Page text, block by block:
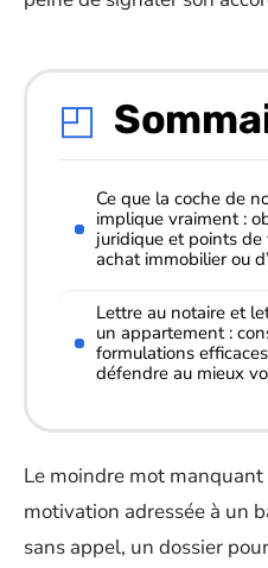
Ce que la coche de
implique vraiment :
juridique et points de
achat immobilier ou
Lettre au notaire et
un appartement :
formulations
défendre au mieux
Le moindre mot
motivation adressée à un
sans appel, un dossier